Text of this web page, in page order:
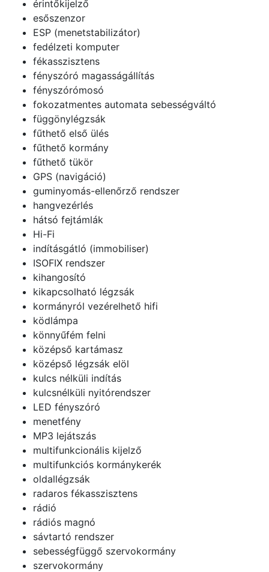
érintőkijelző
esőszenzor
ESP (menetstabilizátor)
fedélzeti komputer
fékasszisztens
fényszóró magasságállítás
fényszórómosó
fokozatmentes automata sebességváltó
függönylégzsák
fűthető első ülés
fűthető kormány
fűthető tükör
GPS (navigáció)
guminyomás-ellenőrző rendszer
hangvezérlés
hátsó fejtámlák
Hi-Fi
indításgátló (immobiliser)
ISOFIX rendszer
kihangosító
kikapcsolható légzsák
kormányról vezérelhető hifi
ködlámpa
könnyűfém felni
középső kartámasz
középső légzsák elöl
kulcs nélküli indítás
kulcsnélküli nyitórendszer
LED fényszóró
menetfény
MP3 lejátszás
multifunkcionális kijelző
multifunkciós kormánykerék
oldallégzsák
radaros fékasszisztens
rádió
rádiós magnó
sávtartó rendszer
sebességfüggő szervokormány
szervokormány